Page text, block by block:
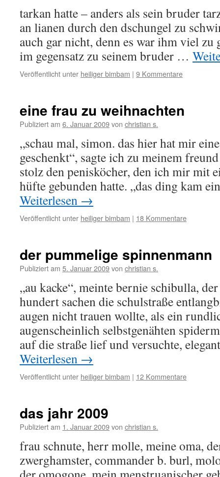
tarkan hatte – anders als sein bruder
an lianen durch den dschungel zu
auch gar nicht, denn es war ihm viel zu
im gegensatz zu seinem bruder …
Veröffentlicht unter heiliger bimbam | 9 Kommentare
eine frau zu weihnachten
Publiziert am 6. Januar 2009von christian s.
„schau mal, simon. das hier hat mir
geschenkt“, sagte ich zu meinem
stolz den penisköcher, den ich mir mit
hüfte gebunden hatte. „das ding kam
Weiterlesen →
Veröffentlicht unter heiliger bimbam | 18 Kommentare
der pummelige spinnenmann
Publiziert am 5. Januar 2009von christian s.
„au kacke“, meinte bernie schibulla,
hundert sachen die schulstraße
augen nicht trauen wollte, als ein
augenscheinlich selbstgenähten
auf die straße lief und versuchte,
Weiterlesen →
Veröffentlicht unter heiliger bimbam | 12 Kommentare
das jahr 2009
Publiziert am 1. Januar 2009von christian s.
frau schnute, herr molle, meine oma,
zwerghamster, commander b. burl,